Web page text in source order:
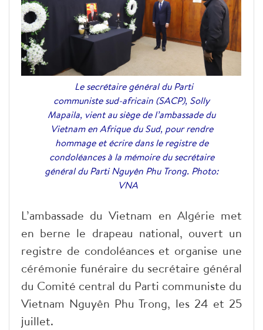
Le secrétaire général du Parti
communiste sud-africain (SACP), Solly
Mapaila, vient au siège de l’ambassade du
Vietnam en Afrique du Sud, pour rendre
hommage et écrire dans le registre de
condoléances à la mémoire du secrétaire
général du Parti Nguyên Phu Trong. Photo:
VNA
L’ambassade du Vietnam en Algérie met
en berne le drapeau national, ouvert un
registre de condoléances et organise une
cérémonie funéraire du secrétaire général
du Comité central du Parti communiste du
Vietnam Nguyên Phu Trong, les 24 et 25
juillet.